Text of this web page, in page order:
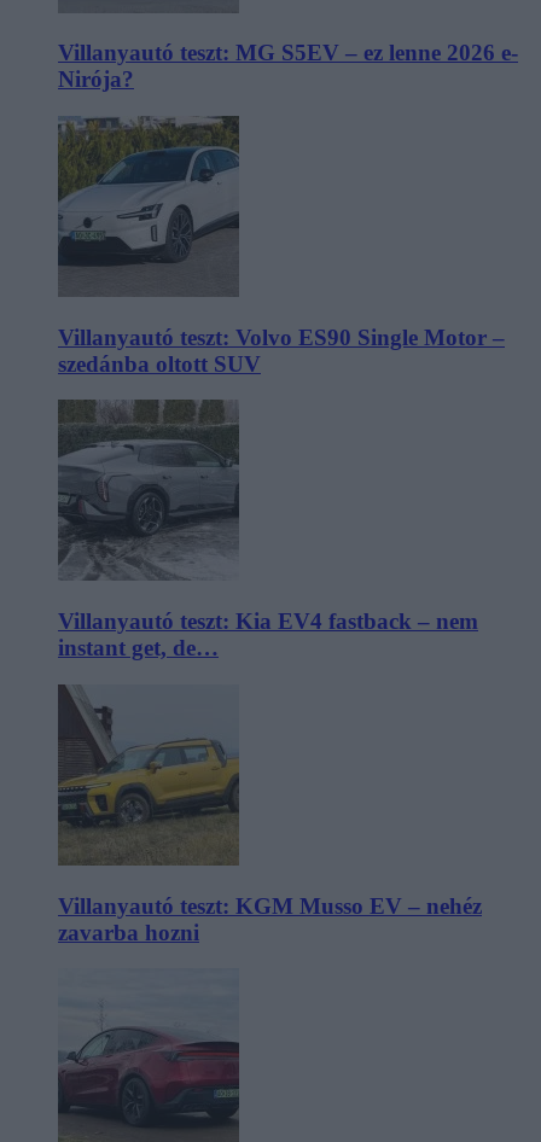
Villanyautó teszt: MG S5EV – ez lenne 2026 e-
Nirója?
Villanyautó teszt: Volvo ES90 Single Motor –
szedánba oltott SUV
Villanyautó teszt: Kia EV4 fastback – nem
instant get, de…
Villanyautó teszt: KGM Musso EV – nehéz
zavarba hozni